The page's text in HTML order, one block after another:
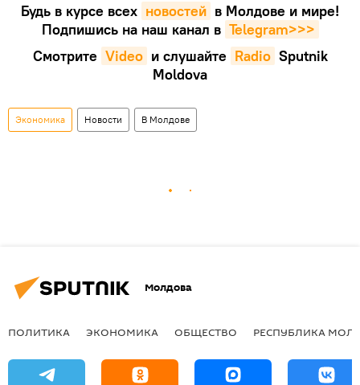
Будь в курсе всех новостей в Молдове и мире!
Подпишись на наш канал в Telegram>>>
Смотрите Video и слушайте Radio Sputnik
Moldova
Экономика Новости В Молдове
Молдова
ПОЛИТИКА ЭКОНОМИКА ОБЩЕСТВО РЕСПУБЛИКА